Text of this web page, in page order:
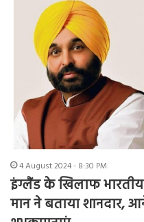
4 August 2024 - 8:30 PM
इंग्लैंड के खिलाफ
मान ने बताया शानदार,